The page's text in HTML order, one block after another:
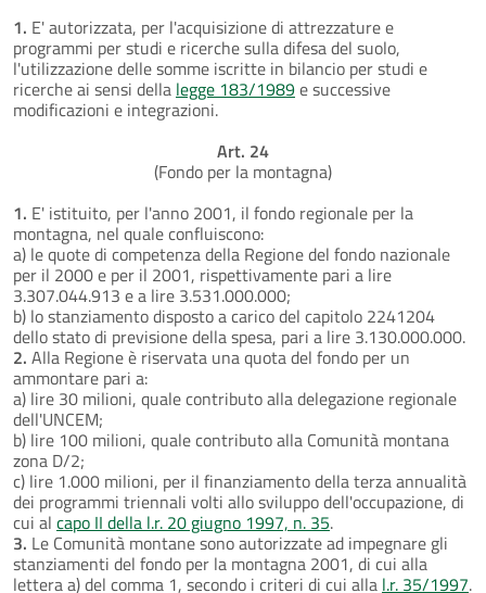
1. E' autorizzata, per l'acquisizione di attrezzature e
programmi per studi e ricerche sulla difesa del suolo,
l'utilizzazione delle somme iscritte in bilancio per studi e
ricerche ai sensi della legge 183/1989e successive
modificazioni e integrazioni.
Art. 24
(Fondo per la montagna)
1. E' istituito, per l'anno 2001, il fondo regionale per la
montagna, nel quale confluiscono:
a) le quote di competenza della Regione del fondo nazionale
per il 2000 e per il 2001, rispettivamente pari a lire
3.307.044.913 e a lire 3.531.000.000;
b) lo stanziamento disposto a carico del capitolo 2241204
dello stato di previsione della spesa, pari a lire 3.130.000.000.
2. Alla Regione è riservata una quota del fondo per un
ammontare pari a:
a) lire 30 milioni, quale contributo alla delegazione regionale
dell'UNCEM;
b) lire 100 milioni, quale contributo alla Comunità montana
zona D/2;
c) lire 1.000 milioni, per il finanziamento della terza annualità
dei programmi triennali volti allo sviluppo dell'occupazione, di
cui al capo II della l.r. 20 giugno 1997, n. 35.
3. Le Comunità montane sono autorizzate ad impegnare gli
stanziamenti del fondo per la montagna 2001, di cui alla
lettera a) del comma 1, secondo i criteri di cui alla l.r. 35/1997.